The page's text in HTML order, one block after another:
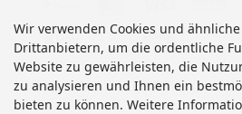
EBAY BEWERTUNGEN
Wir verwenden Cookies und
Drittanbietern, um die ordentliche
Website zu gewährleisten, die
zu analysieren und Ihnen ein
bieten zu können. Weitere